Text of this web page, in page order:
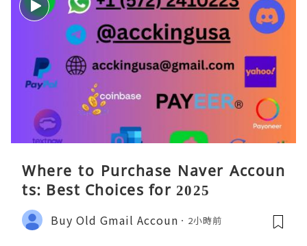
Where to Purchase Naver Accoun
ts: Best Choices for 2025
Buy Old Gmail Accoun 2小時前